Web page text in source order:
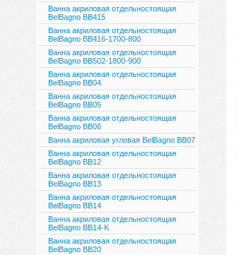
Ванна акриловая отдельностоящая
BelBagno ВВ415
Ванна акриловая отдельностоящая
BelBagno BB416-1700-800
Ванна акриловая отдельностоящая
BelBagno BB502-1800-900
Ванна акриловая отдельностоящая
BelBagno BB04
Ванна акриловая отдельностоящая
BelBagno BB05
Ванна акриловая отдельностоящая
BelBagno BB06
Ванна акриловая угловая BelBagno BB07
Ванна акриловая отдельностоящая
BelBagno BB12
Ванна акриловая отдельностоящая
BelBagno BB13
Ванна акриловая отдельностоящая
BelBagno BB14
Ванна акриловая отдельностоящая
BelBagno BB14-K
Ванна акриловая отдельностоящая
BelBagno BB20